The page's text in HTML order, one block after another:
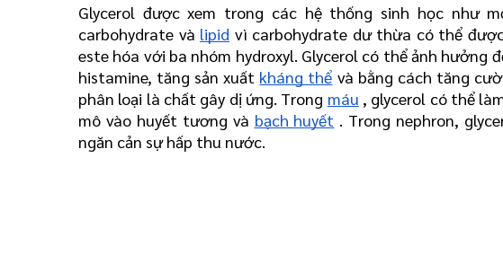
Glycerol được xem trong các hệ thống sinh học như
carbohydrate và lipid vì carbohydrate dư thừa có thể
este hóa với ba nhóm hydroxyl. Glycerol có thể ảnh
histamine, tăng sản xuất kháng thể và bằng cách tăng
phân loại là chất gây dị ứng. Trong máu , glycerol có thể
mô vào huyết tương và bạch huyết . Trong nephron,
ngăn cản sự hấp thu nước.